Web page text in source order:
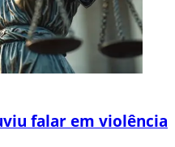
falar em violência